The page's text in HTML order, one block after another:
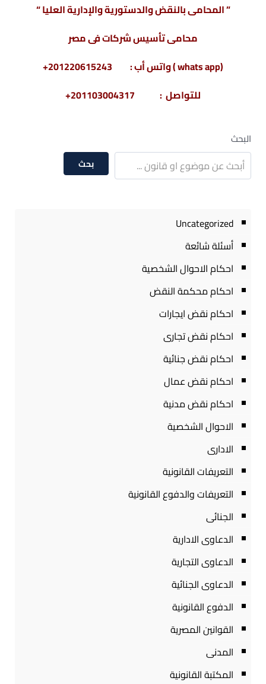
” المحامى بالنقض والدستورية والإدارية العليا “
محامى تأسيس شركات فى مصر
(whats app ) واتس أب : 201220615243+
للتواصل : 201103004317+
البحث
بحث
Uncategorized
أسئلة شائعة
احكام الاحوال الشخصية
احكام محكمة النقض
احكام نقض ايجارات
احكام نقض تجارى
احكام نقض جنائية
احكام نقض عمال
احكام نقض مدنية
الاحوال الشخصية
الادارى
التعريفات القانونية
التعريفات والدفوع القانونية
الجنائى
الدعاوى الادارية
الدعاوى التجارية
الدعاوى الجنائية
الدفوع القانونية
القوانين المصرية
المدنى
المكتبة القانونية